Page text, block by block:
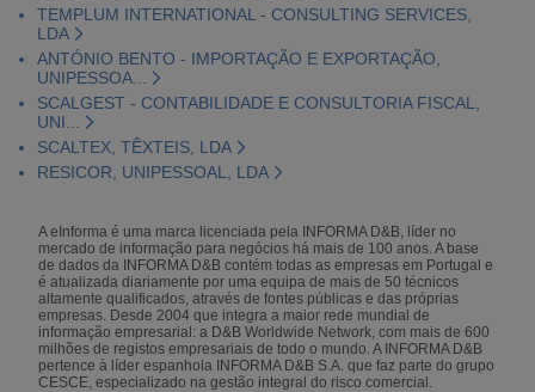
TEMPLUM INTERNATIONAL - CONSULTING SERVICES,
LDA
ANTÓNIO BENTO - IMPORTAÇÃO E EXPORTAÇÃO,
UNIPESSOA...
SCALGEST - CONTABILIDADE E CONSULTORIA FISCAL,
UNI...
SCALTEX, TÊXTEIS, LDA
RESICOR, UNIPESSOAL, LDA
A eInforma é uma marca licenciada pela INFORMA D&B, líder no
mercado de informação para negócios há mais de 100 anos. A base
de dados da INFORMA D&B contém todas as empresas em Portugal e
é atualizada diariamente por uma equipa de mais de 50 técnicos
altamente qualificados, através de fontes públicas e das próprias
empresas. Desde 2004 que integra a maior rede mundial de
informação empresarial: a D&B Worldwide Network, com mais de 600
milhões de registos empresariais de todo o mundo. A INFORMA D&B
pertence à líder espanhola INFORMA D&B S.A. que faz parte do grupo
CESCE, especializado na gestão integral do risco comercial.